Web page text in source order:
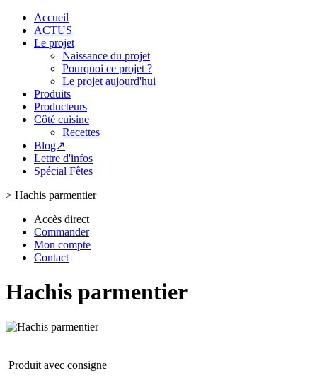
Accueil
ACTUS
Le projet
Naissance du projet
Pourquoi ce projet ?
Le projet aujourd'hui
Produits
Producteurs
Côté cuisine
Recettes
Blog↗
Lettre d'infos
Spécial Fêtes
> Hachis parmentier
Accès direct
Commander
Mon compte
Contact
Hachis parmentier
Produit avec consigne